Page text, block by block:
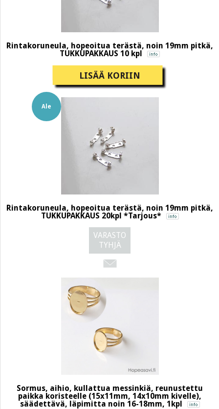
Rintakoruneula, hopeoitua terästä, noin 19mm pitkä,
TUKKUPAKKAUS 10 kpl
LISÄÄ KORIIN
Rintakoruneula, hopeoitua terästä, noin 19mm pitkä,
TUKKUPAKKAUS 20kpl *Tarjous*
Ale
VARASTO
TYHJÄ
Sormus, aihio, kullattua messinkiä, reunustettu
paikka koristeelle (15x11mm, 14x10mm kivelle),
säädettävä, läpimitta noin 16-18mm, 1kpl